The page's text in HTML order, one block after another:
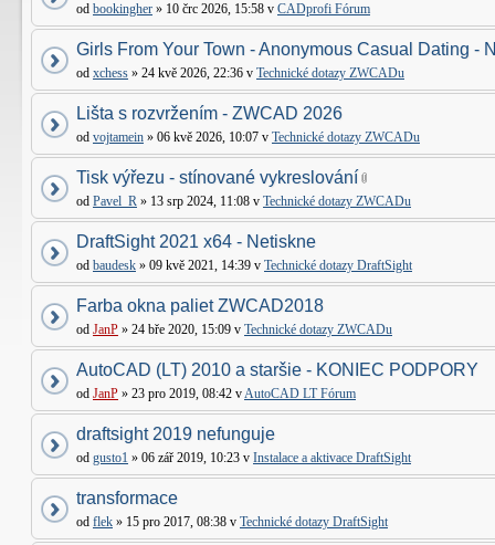
od bookingher » 10 črc 2026, 15:58 v CADprofi Fórum
Girls From Your Town - Anonymous Casual Dating -
od xchess » 24 kvě 2026, 22:36 v Technické dotazy ZWCADu
Lišta s rozvržením - ZWCAD 2026
od vojtamein » 06 kvě 2026, 10:07 v Technické dotazy ZWCADu
Tisk výřezu - stínované vykreslování
od Pavel_R » 13 srp 2024, 11:08 v Technické dotazy ZWCADu
DraftSight 2021 x64 - Netiskne
od baudesk » 09 kvě 2021, 14:39 v Technické dotazy DraftSight
Farba okna paliet ZWCAD2018
od JanP » 24 bře 2020, 15:09 v Technické dotazy ZWCADu
AutoCAD (LT) 2010 a staršie - KONIEC PODPORY
od JanP » 23 pro 2019, 08:42 vAutoCAD LT Fórum
draftsight 2019 nefunguje
od gusto1 » 06 zář 2019, 10:23 v Instalace a aktivace DraftSight
transformace
od flek » 15 pro 2017, 08:38 v Technické dotazy DraftSight